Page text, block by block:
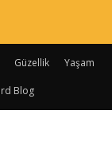
Güzellik Yaşam
Blog